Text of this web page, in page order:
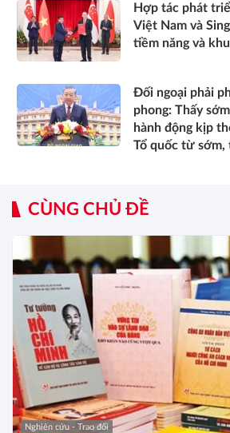
Hợp tác phát
Việt Nam và
tiềm năng và
Đối ngoại phải
phong: Thấy
hành động kịp
Tổ quốc từ
CÙNG CHỦ ĐỀ
Nghiên cứu - Trao đổi